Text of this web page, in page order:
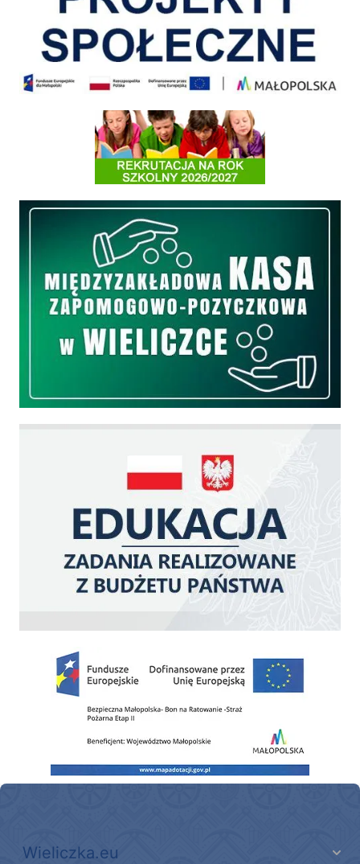
Informacja o terminach rekrutacji na rok szkolny 2026/2027
Międzyzakładowa Kasa Zapomogowo - Pożyczkowa
Zakup fabrycznie nowego, średniego samochodu ratowniczo-gaśniczego z
Wieliczka.eu